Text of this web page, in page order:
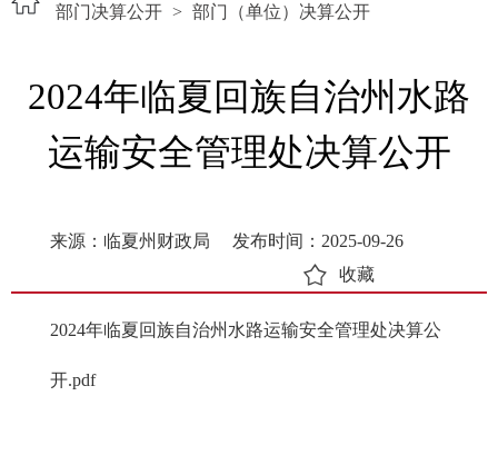
部门决算公开 > 部门（单位）决算公开
2024年临夏回族自治州水路
运输安全管理处决算公开
来源：临夏州财政局
发布时间：2025-09-26
收藏
2024年临夏回族自治州水路运输安全管理处决算公
开.pdf